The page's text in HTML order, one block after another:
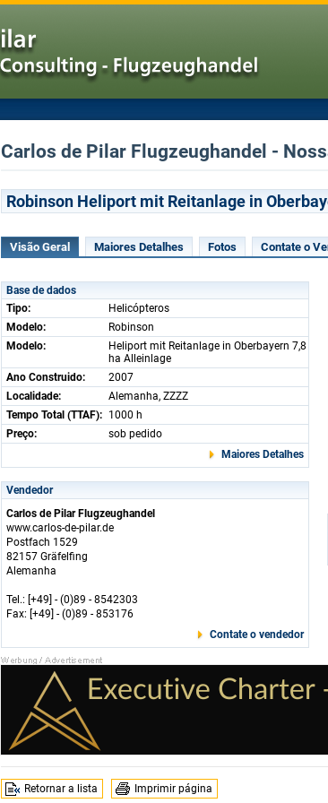
Carlos de Pilar Flugzeughandel -
Robinson Heliport mit Reitanlage in
Visão Geral Maiores Detalhes Fotos Contate o
Base de dados
Tipo:
Helicópteros
Modelo:
Robinson
Modelo:
Heliport mit Reitanlage in Oberbayern 7,8
ha Alleinlage
Ano Construido:
2007
Localidade:
Alemanha, ZZZZ
Tempo Total (TTAF): 1000 h
Preço:
sob pedido
Maiores Detalhes
Vendedor
Carlos de Pilar Flugzeughandel
www.carlos-de-pilar.de
Postfach 1529
82157 Gräfelfing
Alemanha
Tel.: [+49] - (0)89 - 8542303
Fax: [+49] - (0)89 - 853176
Contate o vendedor
Retornar a lista Imprimir página